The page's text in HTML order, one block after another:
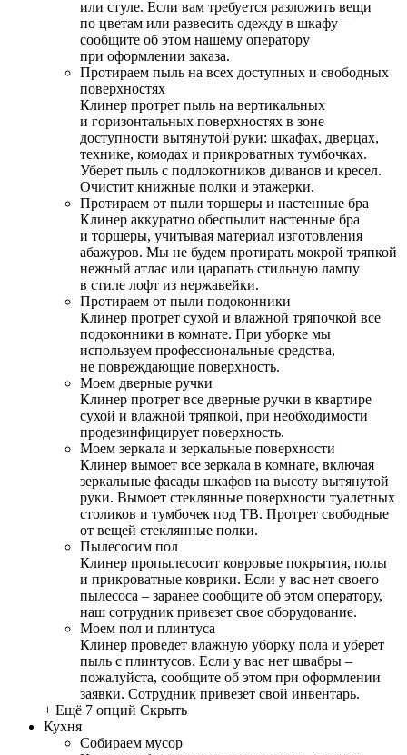
или стуле. Если вам требуется разложить вещи
по цветам или развесить одежду в шкафу –
сообщите об этом нашему оператору
при оформлении заказа.
Протираем пыль на всех доступных и свободных
поверхностях
Клинер протрет пыль на вертикальных
и горизонтальных поверхностях в зоне
доступности вытянутой руки: шкафах, дверцах,
технике, комодах и прикроватных тумбочках.
Уберет пыль с подлокотников диванов и кресел.
Очистит книжные полки и этажерки.
Протираем от пыли торшеры и настенные бра
Клинер аккуратно обеспылит настенные бра
и торшеры, учитывая материал изготовления
абажуров. Мы не будем протирать мокрой тряпкой
нежный атлас или царапать стильную лампу
в стиле лофт из нержавейки.
Протираем от пыли подоконники
Клинер протрет сухой и влажной тряпочкой все
подоконники в комнате. При уборке мы
используем профессиональные средства,
не повреждающие поверхность.
Моем дверные ручки
Клинер протрет все дверные ручки в квартире
сухой и влажной тряпкой, при необходимости
продезинфицирует поверхность.
Моем зеркала и зеркальные поверхности
Клинер вымоет все зеркала в комнате, включая
зеркальные фасады шкафов на высоту вытянутой
руки. Вымоет стеклянные поверхности туалетных
столиков и тумбочек под ТВ. Протрет свободные
от вещей стеклянные полки.
Пылесосим пол
Клинер пропылесосит ковровые покрытия, полы
и прикроватные коврики. Если у вас нет своего
пылесоса – заранее сообщите об этом оператору,
наш сотрудник привезет свое оборудование.
Моем пол и плинтуса
Клинер проведет влажную уборку пола и уберет
пыль с плинтусов. Если у вас нет швабры –
пожалуйста, сообщите об этом при оформлении
заявки. Сотрудник привезет свой инвентарь.
+ Ещё 7 опций Скрыть
Кухня
Собираем мусор